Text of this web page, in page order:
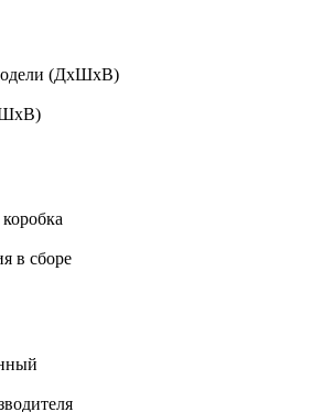
(ДxШxВ)
в сборе